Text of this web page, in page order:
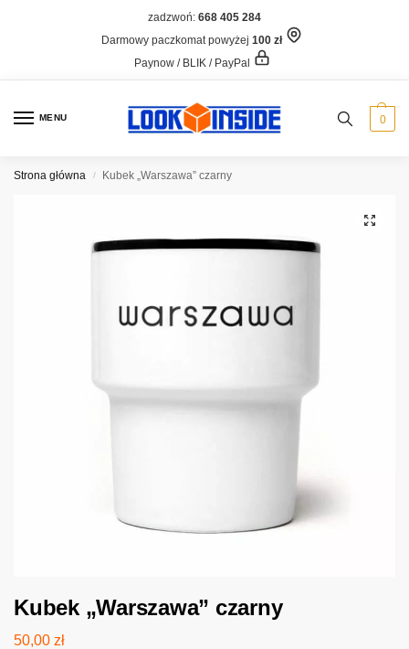
zadzwoń: 668 405 284
Darmowy paczkomat powyżej 100 zł
Paynow / BLIK / PayPal
MENU 0
Strona główna / Kubek „Warszawa” czarny
Kubek „Warszawa” czarny
50,00 zł